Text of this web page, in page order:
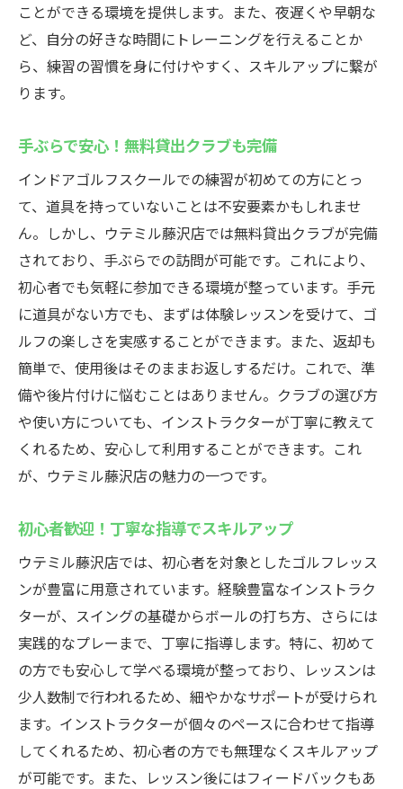
通い放題プランで練習量を増やす
コストを抑えてゴルフを学べる
初心者に優しいリーズナブルなスタート
費用対効果を最大限に
初心者でも安心藤沢駅近くにあるインドアゴル
フスクールウテミル藤沢店の通い放題プラン
何度でも練習できる通い放題の魅力
初心者向けプランで安心のスタート
スキルアップを目指す最適な環境
自分のペースで上達できるプラン
充実した施設を低コストで利用
初心者から上級者までカバーする内容
手ぶらで気軽にゴルフ藤沢駅近くのウテミル藤
沢店無料貸出クラブで始めるインドアゴルフ
手軽に始められるゴルフ環境
初心者でも安心の手ぶら対応
準備不要でそのまま練習開始
どんな時でも気軽に訪問可能
すぐに練習できる便利さ
24時間営業のインドアゴルフスクールウテミル
藤沢店で自分のペースでスキルアップ
自由な時間に通える24時間営業
個々のペースでスキル向上
ライフスタイルに合わせた通い方
ことができる環境を提供します。また、夜遅くや早朝な
ど、自分の好きな時間にトレーニングを行えることか
ら、練習の習慣を身に付けやすく、スキルアップに繋が
ります。
手ぶらで安心！無料貸出クラブも完備
インドアゴルフスクールでの練習が初めての方にとっ
て、道具を持っていないことは不安要素かもしれませ
ん。しかし、ウテミル藤沢店では無料貸出クラブが完備
されており、手ぶらでの訪問が可能です。これにより、
初心者でも気軽に参加できる環境が整っています。手元
に道具がない方でも、まずは体験レッスンを受けて、ゴ
ルフの楽しさを実感することができます。また、返却も
簡単で、使用後はそのままお返しするだけ。これで、準
備や後片付けに悩むことはありません。クラブの選び方
や使い方についても、インストラクターが丁寧に教えて
くれるため、安心して利用することができます。これ
が、ウテミル藤沢店の魅力の一つです。
初心者歓迎！丁寧な指導でスキルアップ
ウテミル藤沢店では、初心者を対象としたゴルフレッス
ンが豊富に用意されています。経験豊富なインストラク
ターが、スイングの基礎からボールの打ち方、さらには
実践的なプレーまで、丁寧に指導します。特に、初めて
の方でも安心して学べる環境が整っており、レッスンは
少人数制で行われるため、細やかなサポートが受けられ
ます。インストラクターが個々のペースに合わせて指導
してくれるため、初心者の方でも無理なくスキルアップ
が可能です。また、レッスン後にはフィードバックもあ